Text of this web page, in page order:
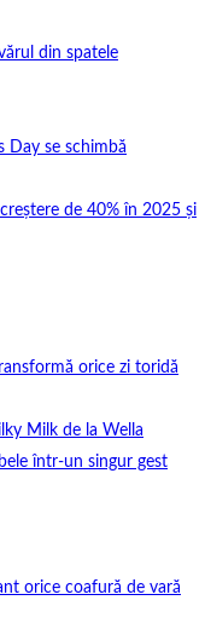
din spatele
Day se schimbă
de 40% în 2025 și
orice zi toridă
Milk de la Wella
într-un singur gest
orice coafură de vară